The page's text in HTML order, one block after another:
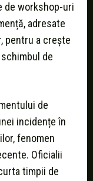
de workshop-uri
adresate
pentru a crește
de
de
incidențe în
fenomen
Oficialii
timpii de